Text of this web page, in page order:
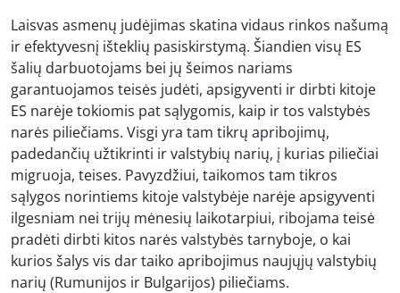
Laisvas asmenų judėjimas skatina vidaus rinkos našumą
ir efektyvesnį išteklių pasiskirstymą. Šiandien visų ES
šalių darbuotojams bei jų šeimos nariams
garantuojamos teisės judėti, apsigyventi ir dirbti kitoje
ES narėje tokiomis pat sąlygomis, kaip ir tos valstybės
narės piliečiams. Visgi yra tam tikrų apribojimų,
padedančių užtikrinti ir valstybių narių, į kurias piliečiai
migruoja, teises. Pavyzdžiui, taikomos tam tikros
sąlygos norintiems kitoje valstybėje narėje apsigyventi
ilgesniam nei trijų mėnesių laikotarpiui, ribojama teisė
pradėti dirbti kitos narės valstybės tarnyboje, o kai
kurios šalys vis dar taiko apribojimus naujųjų valstybių
narių (Rumunijos ir Bulgarijos) piliečiams.